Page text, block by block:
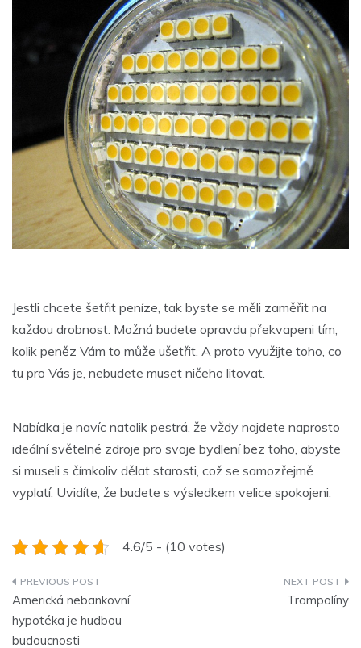
Jestli chcete šetřit peníze, tak byste se měli zaměřit na
každou drobnost. Možná budete opravdu překvapeni tím,
kolik peněz Vám to může ušetřit. A proto využijte toho, co
tu pro Vás je, nebudete muset ničeho litovat.
Nabídka je navíc natolik pestrá, že vždy najdete naprosto
ideální světelné zdroje pro svoje bydlení bez toho, abyste
si museli s čímkoliv dělat starosti, což se samozřejmě
vyplatí. Uvidíte, že budete s výsledkem velice spokojeni.
4.6/5 - (10 votes)
Navigace
pro
Americká nebankovní
hypotéka je hudbou
budoucnosti
Trampolíny